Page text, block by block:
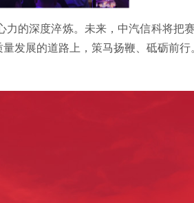
的深度淬炼。未来，中汽信科将把
发展的道路上，策马扬鞭、砥砺前行